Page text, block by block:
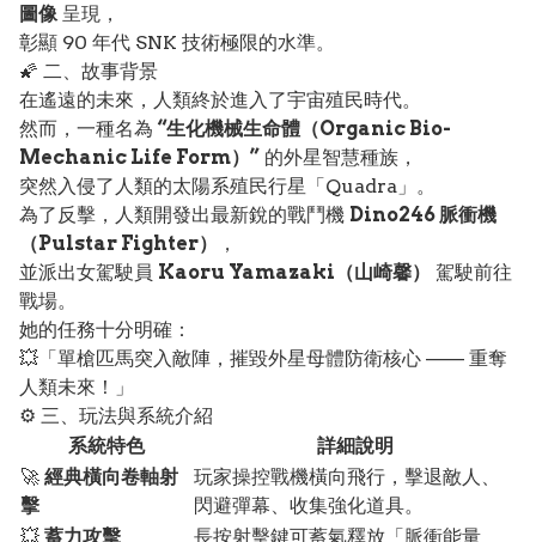
圖像 呈現，
彰顯 90 年代 SNK 技術極限的水準。
🌠 二、故事背景
在遙遠的未來，人類終於進入了宇宙殖民時代。
然而，一種名為 “生化機械生命體（Organic Bio-
Mechanic Life Form）” 的外星智慧種族，
突然入侵了人類的太陽系殖民行星「Quadra」。
為了反擊，人類開發出最新銳的戰鬥機 Dino246 脈衝機
（Pulstar Fighter）
，
並派出女駕駛員 Kaoru Yamazaki（山崎馨）
駕駛前往
戰場。
她的任務十分明確：
💥「單槍匹馬突入敵陣，摧毀外星母體防衛核心 —— 重奪
人類未來！」
⚙️ 三、玩法與系統介紹
系統特色
詳細說明
🚀 經典橫向卷軸射
擊
玩家操控戰機橫向飛行，擊退敵人、
閃避彈幕、收集強化道具。
💥 蓄力攻擊 長按射擊鍵可蓄氣釋放「脈衝能量